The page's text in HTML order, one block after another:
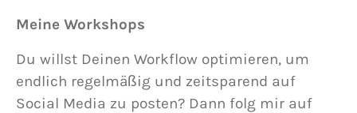
Meine Workshops
Du willst Deinen Workflow optimieren, um
endlich regelmäßig und zeitsparend auf
Social Media zu posten? Dann folg mir auf